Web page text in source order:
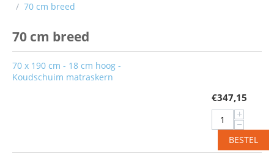
/ 70 cm breed
70 cm breed
70 x 190 cm - 18 cm hoog -
Koudschuim matraskern
€347,15
+
−
BESTEL